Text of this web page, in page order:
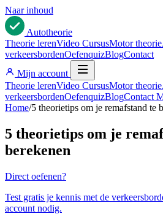
Naar inhoud
Autotheorie
Theorie lerenVideo CursusMotor theorie
verkeersbordenOefenquizBlogContact
Mijn account
Theorie lerenVideo CursusMotor theorie
verkeersbordenOefenquizBlogContact
Home/5 theorietips om je remafstand te
5 theorietips om je
berekenen
Direct oefenen?
Test gratis je kennis met de
account nodig.